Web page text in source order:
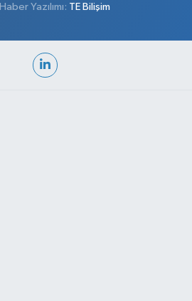
Haber Yazılımı: TE Bilişim